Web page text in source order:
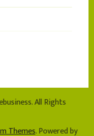
. All Rights
Themes. Powered by